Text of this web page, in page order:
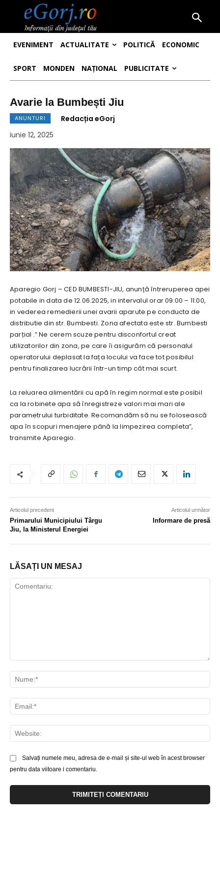
EVENIMENT ACTUALITATE POLITICĂ ECONOMIC
SPORT MONDEN NAȚIONAL PUBLICITATE
Avarie la Bumbești Jiu
ANUNTURI
Redacția eGorj
iunie 12, 2025
Aparegio Gorj – CED BUMBESTI-JIU, anunță întreruperea apei
potabile in data de 12.06.2025, in intervalul orar 09:00 – 11:00,
in vederea remedierii unei avarii aparute pe conducta de
distributie din str. Bumbesti. Zona afectata este str. Bumbesti
parțial .” Ne cerem scuze pentru disconfortul creat
utilizatorilor din zona, pe care îi asigurăm că personalul
operatorului deplasat la fața locului va face tot posibilul
pentru finalizarea lucrării într-un timp cât mai scurt.
La reluarea alimentării cu apă în regim normal este posibil
ca la robinete apa să înregistreze valori mai mari ale
parametrului turbiditate. Recomandăm să nu se folosească
apa în scopuri menajere până la limpezirea completa”,
transmite Aparegio.
Articolul precedent
Primarului Municipiului Târgu
Jiu, la Ministerul Energiei
Articolul următor
Informare de presă
LĂSAȚI UN MESAJ
Salvați numele meu, adresa de e-mail și site-ul web în acest browser
pentru data viitoare i comentariu.